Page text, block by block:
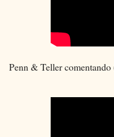
Penn & Teller